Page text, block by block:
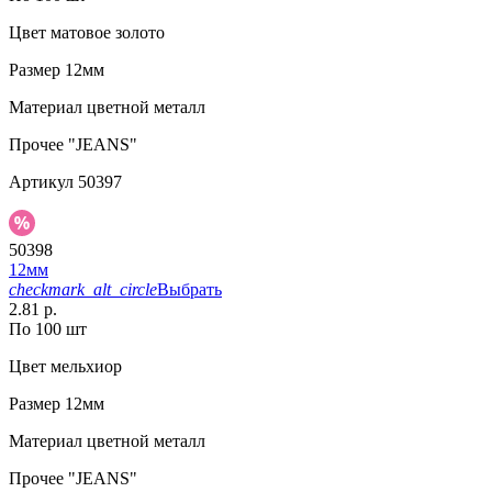
Цвет матовое золото
Размер 12мм
Материал цветной металл
Прочее "JEANS"
Артикул 50397
50398
12мм
checkmark_alt_circleВыбрать
2.81 р.
По 100 шт
Цвет мельхиор
Размер 12мм
Материал цветной металл
Прочее "JEANS"